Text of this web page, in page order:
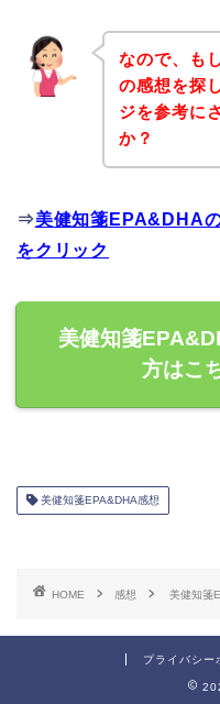
なので、も
の感想を探
ジを参考に
か？
⇒美健知箋EPA&DHA
をクリック
美健知箋
方はこ
美健知箋EPA&DHA感想
HOME 感想 美健知箋
プライバシー